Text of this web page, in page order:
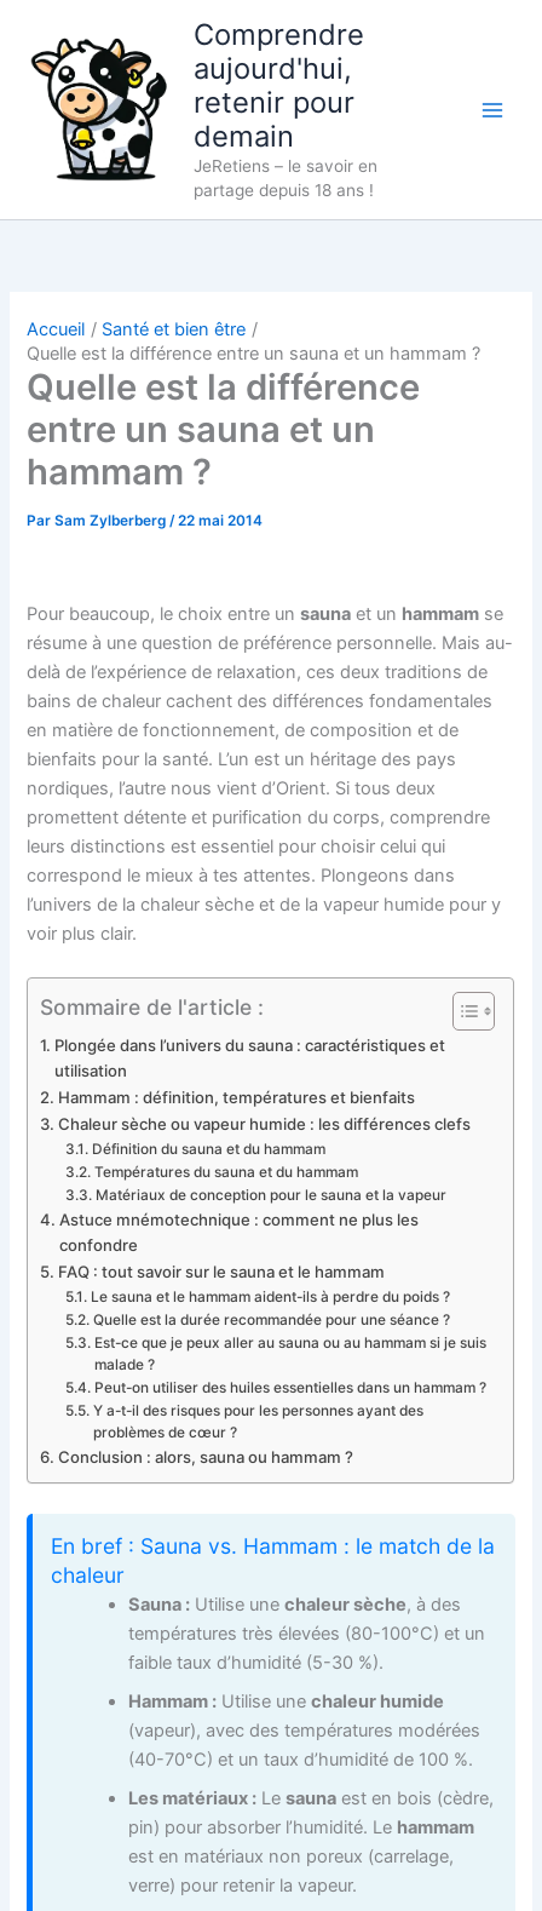
contenu
Comprendre
aujourd'hui,
retenir pour
demain
JeRetiens – le savoir en
partage depuis 18 ans !
Accueil
Santé et bien être
Quelle est la différence entre un sauna et un hammam ?
Quelle est la différence
entre un sauna et un
hammam ?
ParSam Zylberberg/22 mai 2014
Pour beaucoup, le choix entre unsauna et un hammam se
résume à une question de préférence personnelle. Mais au-
delà de l’expérience de relaxation, ces deux traditions de
bains de chaleur cachent des différences fondamentales
en matière de fonctionnement, de composition et de
bienfaits pour la santé. L’un est un héritage des pays
nordiques, l’autre nous vient d’Orient. Si tous deux
promettent détente et purification du corps, comprendre
leurs distinctions est essentiel pour choisir celui qui
correspond le mieux à tes attentes. Plongeons dans
l’univers de la chaleur sèche et de la vapeur humide pour y
voir plus clair.
Sommaire de l'article :
Plongée dans l’univers du sauna : caractéristiques et
utilisation
Hammam : définition, températures et bienfaits
Chaleur sèche ou vapeur humide : les différences clefs
Définition du sauna et du hammam
Températures du sauna et du hammam
Matériaux de conception pour le sauna et la vapeur
Astuce mnémotechnique : comment ne plus les
confondre
FAQ : tout savoir sur le sauna et le hammam
Le sauna et le hammam aident-ils à perdre du poids ?
Quelle est la durée recommandée pour une séance ?
Est-ce que je peux aller au sauna ou au hammam si je suis
malade ?
Peut-on utiliser des huiles essentielles dans un hammam ?
Y a-t-il des risques pour les personnes ayant des
problèmes de cœur ?
Conclusion : alors, sauna ou hammam ?
En bref : Sauna vs. Hammam : le match de la
chaleur
Sauna : Utilise unechaleur sèche, à des
températures très élevées (80-100°C) et un
faible taux d’humidité (5-30 %).
Hammam : Utilise unechaleur humide
(vapeur), avec des températures modérées
(40-70°C) et un taux d’humidité de 100 %.
Les matériaux : Lesauna est en bois (cèdre,
pin) pour absorber l’humidité. Le hammam
est en matériaux non poreux (carrelage,
verre) pour retenir la vapeur.